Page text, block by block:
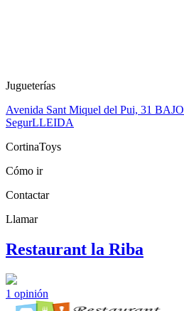
Jugueterías
Avenida Sant Miquel del Pui, 31 BAJO
SegurLLEIDA
CortinaToys
Cómo ir
Contactar
Llamar
Restaurant la Riba
1 opinión